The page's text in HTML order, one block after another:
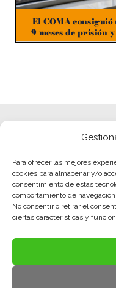
Para ofrecer las mejores
cookies para almacenar y/o
consentimiento de estas
comportamiento de
No consentir o retirar el
ciertas características y